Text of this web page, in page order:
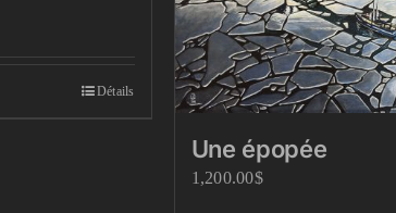
Détails
Une épopée
1,200.00$